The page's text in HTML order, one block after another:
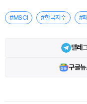
#MSCI #한국지수 #
텔레
구글